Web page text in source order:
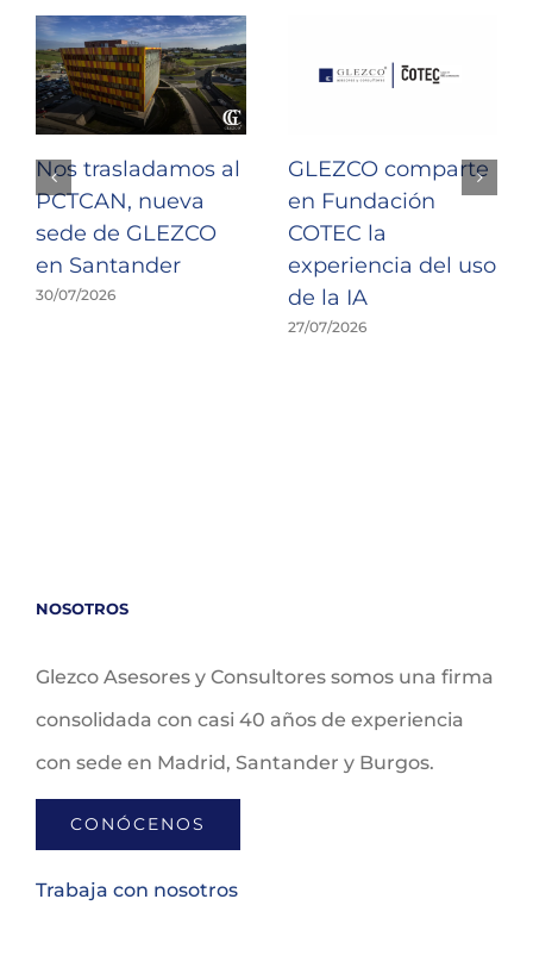
Nos trasladamos al
PCTCAN, nueva
sede de GLEZCO
en Santander
30/07/2026
GLEZCO comparte
en Fundación
COTEC la
experiencia del uso
de la IA
27/07/2026
NOSOTROS
Glezco Asesores y Consultores somos una firma
consolidada con casi 40 años de experiencia
con sede en Madrid, Santander y Burgos.
CONÓCENOS
Trabaja con nosotros